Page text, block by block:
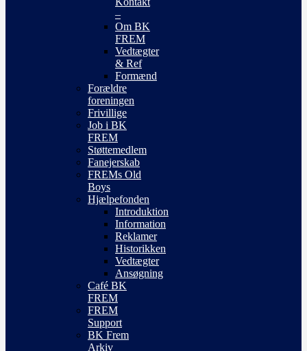
–
Om BK
FREM
Vedtægter
& Ref
Formænd
Forældre
foreningen
Frivillige
Job i BK
FREM
Støttemedlem
Fanejerskab
FREMs Old
Boys
Hjælpefonden
Introduktion
Information
Reklamer
Historikken
Vedtægter
Ansøgning
Café BK
FREM
FREM
Support
BK Frem
Arkiv